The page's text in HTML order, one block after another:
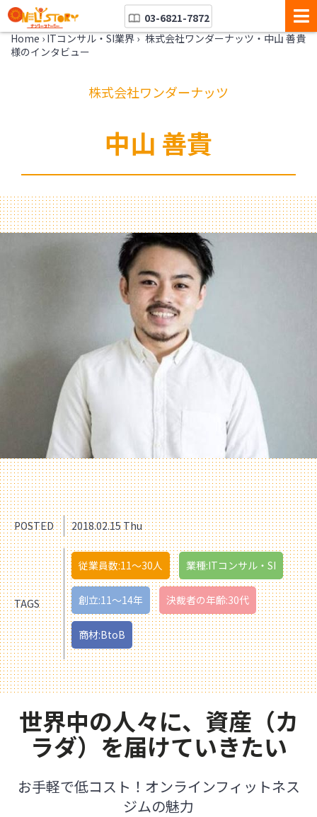
03-6821-7872
Home › ITコンサル・SI業界 › 株式会社ワンダーナッツ・中山 善貴
様のインタビュー
株式会社ワンダーナッツ
中山 善貴
POSTED 2018.02.15 Thu
TAGS
従業員数:11〜30人 業種:ITコンサル・SI
創立:11〜14年 決裁者の年齢:30代
商材:BtoB
世界中の人々に、資産（カ
ラダ）を届けていきたい
お手軽で低コスト！オンラインフィットネス
ジムの魅力